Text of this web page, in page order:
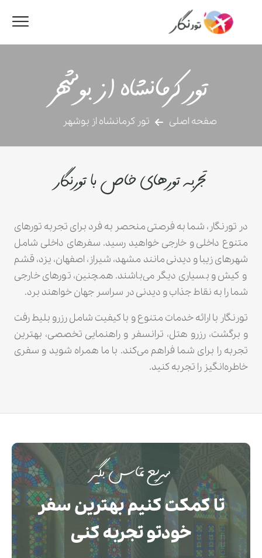
تور کرمانشاه از بوشهر
صفحه اصلی تور کرمانشاه از بوشهر
تجربه تورهای خاص با تورنگار
در تورنگار، شما به فرصتی منحصر به فرد برای تجربه تورهای
متنوع داخلی و خارجی خواهید رسید. سفرهای داخلی شامل
شهرهای زیبا و دیدنی مانند مشهد، شیراز، اصفهان، یزد، قشم
و کیش و بسیاری دیگر می‌باشند. همچنین، تورهای خارجی
شما را به نقاط جذاب و دیدنی در سراسر جهان خواهند برد.
تورنگار با ارائه خدمات متنوع و با کیفیت شامل رزرو بلیط رفت
و برگشت، رزرو هتل، ترانسفر و راهنمایی تخصصی، بهترین
تجربه را برای شما فراهم می‌کند. با ما همراه شوید و سفری
خاطره‌انگیز را تجربه کنید.
سریع تماس بگیر
تا کمکت کنیم بهترین سفر
خودتو تجربه کنی